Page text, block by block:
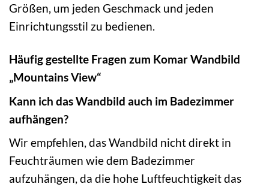
Größen, um jeden Geschmack und jeden
Einrichtungsstil zu bedienen.
Häufig gestellte Fragen zum Komar Wandbild
„Mountains View“
Kann ich das Wandbild auch im Badezimmer
aufhängen?
Wir empfehlen, das Wandbild nicht direkt in
Feuchträumen wie dem Badezimmer
aufzuhängen, da die hohe Luftfeuchtigkeit das